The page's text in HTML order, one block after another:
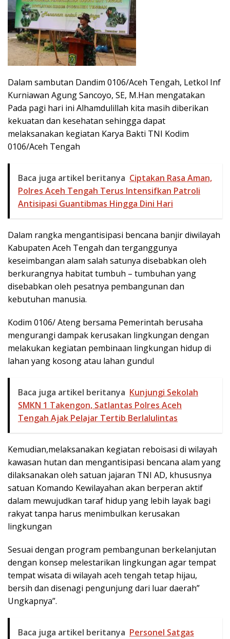
Dalam sambutan Dandim 0106/Aceh Tengah, Letkol Inf
Kurniawan Agung Sancoyo, SE, M.Han mengatakan
Pada pagi hari ini Alhamdulillah kita masih diberikan
kekuatan dan kesehatan sehingga dapat
melaksanakan kegiatan Karya Bakti TNI Kodim
0106/Aceh Tengah
Baca juga artikel beritanya Ciptakan Rasa Aman,
Polres Aceh Tengah Terus Intensifkan Patroli
Antisipasi Guantibmas Hingga Dini Hari
Dalam rangka mengantisipasi bencana banjir diwilayah
Kabupaten Aceh Tengah dan terganggunya
keseimbangan alam salah satunya disebabkan oleh
berkurangnya habitat tumbuh – tumbuhan yang
disebabkan oleh pesatnya pembangunan dan
kebutuhan manusia.
Kodim 0106/ Ateng bersama Pemerintah berusaha
mengurangi dampak kerusakan lingkungan dengan
melakukan kegiatan pembinaan lingkungan hidup di
lahan yang kosong atau lahan gundul
Baca juga artikel beritanya Kunjungi Sekolah
SMKN 1 Takengon, Satlantas Polres Aceh
Tengah Ajak Pelajar Tertib Berlalulintas
Kemudian,melaksanakan kegiatan reboisasi di wilayah
kawasan hutan dan mengantisipasi bencana alam yang
dilaksanakan oleh satuan jajaran TNI AD, khususnya
satuan Komando Kewilayahan akan berperan aktif
dalam mewujudkan taraf hidup yang lebih layak bagi
rakyat tanpa harus menimbulkan kerusakan
lingkungan
Sesuai dengan program pembangunan berkelanjutan
dengan konsep melestarikan lingkungan agar tempat
tempat wisata di wilayah aceh tengah tetap hijau,
bersih dan disenagi pengunjung dari luar daerah”
Ungkapnya”.
Baca juga artikel beritanya Personel Satgas